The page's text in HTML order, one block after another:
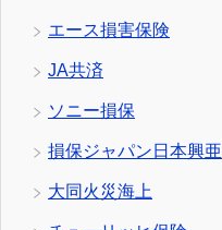
エース損害保険
JA共済
ソニー損保
損保ジャパン日本興亜
大同火災海上